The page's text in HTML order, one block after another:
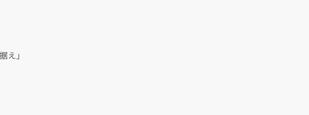
え」